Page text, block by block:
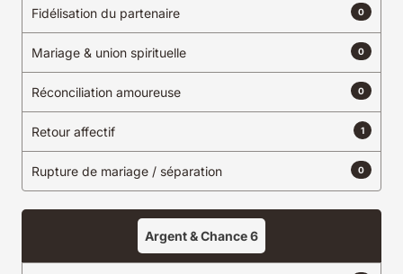
Fidélisation du partenaire 0
Mariage & union spirituelle 0
Réconciliation amoureuse 0
Retour affectif 1
Rupture de mariage / séparation 0
Argent & Chance6